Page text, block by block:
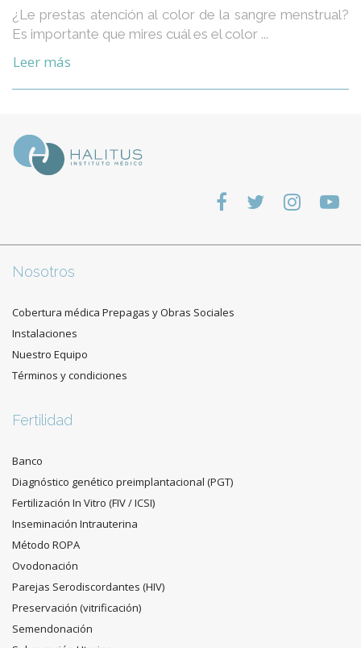
¿Le prestas atención al color de la sangre menstrual?
Es importante que mires cuál es el color ...
Leer más
Nosotros
Cobertura médica Prepagas y Obras Sociales
Instalaciones
Nuestro Equipo
Términos y condiciones
Fertilidad
Banco
Diagnóstico genético preimplantacional (PGT)
Fertilización In Vitro (FIV / ICSI)
Inseminación Intrauterina
Método ROPA
Ovodonación
Parejas Serodiscordantes (HIV)
Preservación (vitrificación)
Semendonación